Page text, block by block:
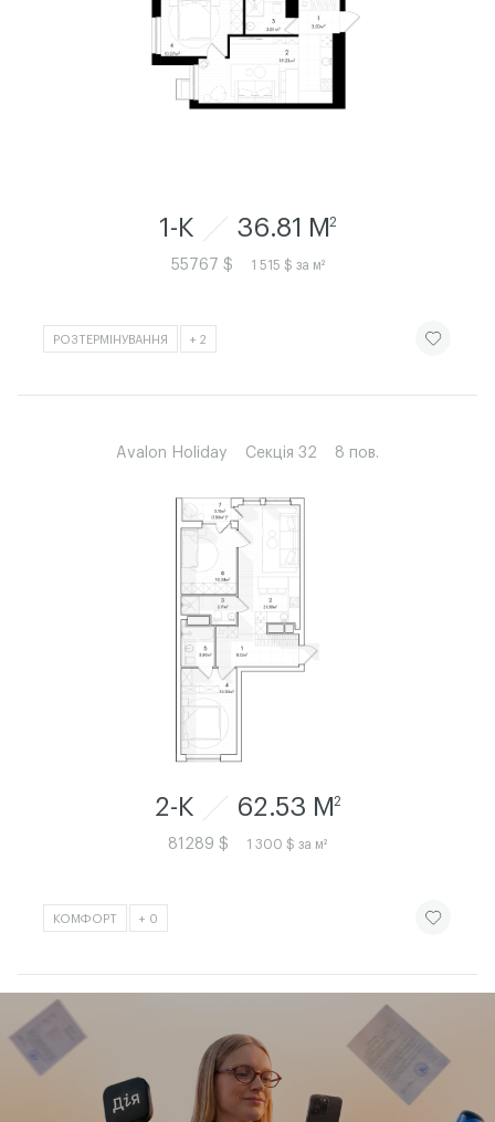
1-К 36.81 M 2
55767 $ 1 515 $ за м²
РОЗТЕРМІНУВАННЯ + 2 ЧИТАТИ
Avalon Holiday Секція 32 8 пов.
2-К 62.53 M 2
81289 $ 1 300 $ за м²
КОМФОРТ + 0 ЧИТАТИ